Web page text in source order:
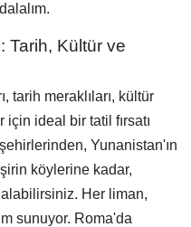
Tarih, Kültür ve
tarih meraklıları, kültür
ideal bir tatil fırsatı
Yunanistan'ın
şirin köylerine kadar,
Her liman,
sunuyor. Roma'da